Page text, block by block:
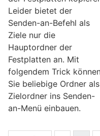
Leider bietet der
Senden-an-Befehl als
Ziele nur die
Hauptordner der
Festplatten an. Mit
folgendem Trick
Sie beliebige Ordner als
Zielordner ins Senden-
an-Menü einbauen.